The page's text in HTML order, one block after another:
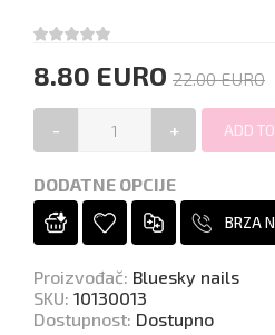
8.80 EURO 22.00 EURO
- +
DODATNE OPCIJE
BRZA
Proizvođač: Bluesky nails
SKU: 10130013
Dostupnost: Dostupno